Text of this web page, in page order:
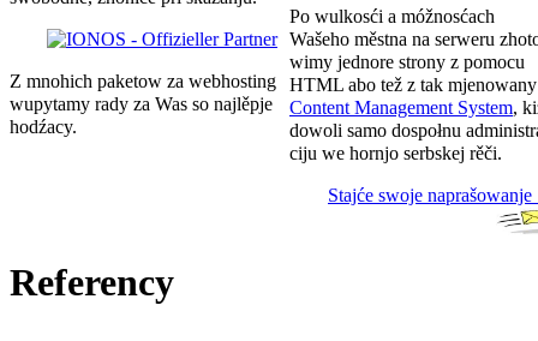
Z mnohich paketow za web­hosting
wu­py­tamy rady za Was so naj­lěpje
ho­dźacy.
Po wulkosći a móž­nos­ćach
Wašeho městna na ser­weru
wimy jed­nore strony z pomocu
HTML abo tež z tak mje­no­wany
Con­tent Mana­gement System,
dowoli samo dospołnu
ciju we hornjo serbskej rěči.
Stajće swoje
Referency